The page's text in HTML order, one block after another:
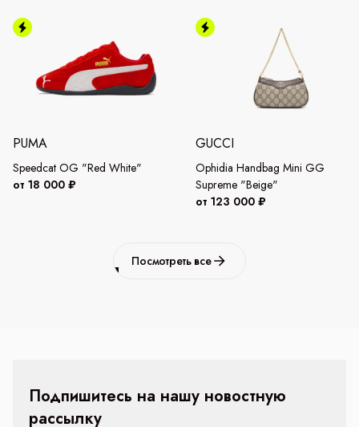
PUMA
Speedcat OG "Red White"
от 18 000 ₽
GUCCI
Ophidia Handbag Mini GG
Supreme "Beige"
от 123 000 ₽
Посмотреть все
Подпишитесь на нашу новостную
рассылку